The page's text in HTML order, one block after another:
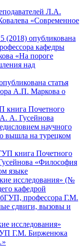
Л.А.
«Современное
статья
А.П. Маркова о
книга Почетного
«Философия
языке
исследования»
Г.М. Бирженюка